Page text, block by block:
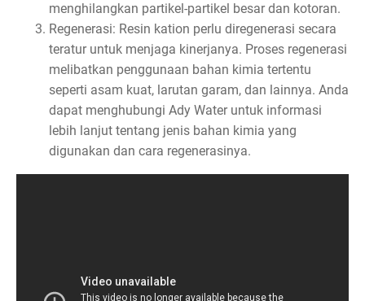
menghilangkan partikel-partikel besar dan kotoran.
Regenerasi: Resin kation perlu diregenerasi secara
teratur untuk menjaga kinerjanya. Proses regenerasi
melibatkan penggunaan bahan kimia tertentu
seperti asam kuat, larutan garam, dan lainnya. Anda
dapat menghubungi Ady Water untuk informasi
lebih lanjut tentang jenis bahan kimia yang
digunakan dan cara regenerasinya.